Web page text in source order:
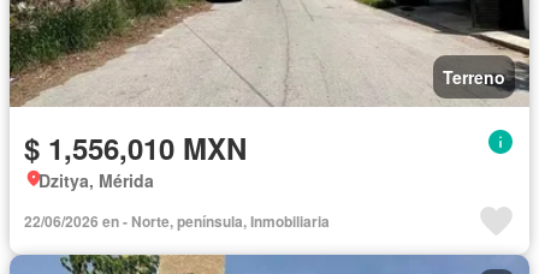
Terreno
$ 1,556,010 MXN
Dzitya, Mérida
22/06/2026 en - Norte, península, Inmobiliaria